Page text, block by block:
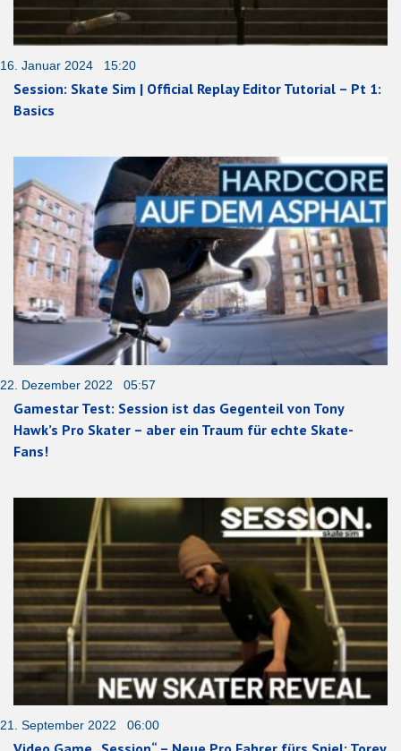
16. Januar 2024 15:20
Session: Skate Sim | Official Replay Editor Tutorial – Pt 1:
Basics
22. Dezember 2022 05:57
Gamestar Test: Session ist das Gegenteil von Tony
Hawk’s Pro Skater – aber ein Traum für echte Skate-
Fans!
21. September 2022 06:00